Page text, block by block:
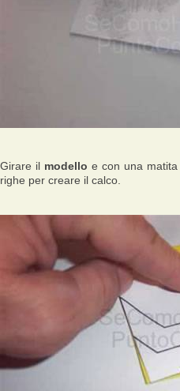
Girare il modello e con una
righe per creare il calco.